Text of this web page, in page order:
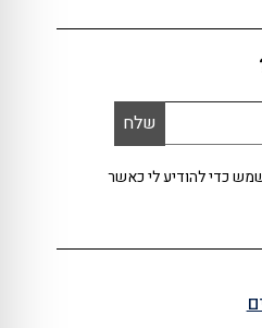
כדי להודיע לי כאשר